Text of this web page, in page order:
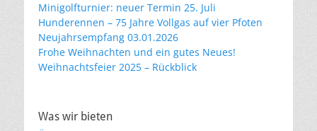
Minigolfturnier: neuer Termin 25. Juli
Hunderennen – 75 Jahre Vollgas auf vier Pfoten
Neujahrsempfang 03.01.2026
Frohe Weihnachten und ein gutes Neues!
Weihnachtsfeier 2025 – Rückblick
Was wir bieten